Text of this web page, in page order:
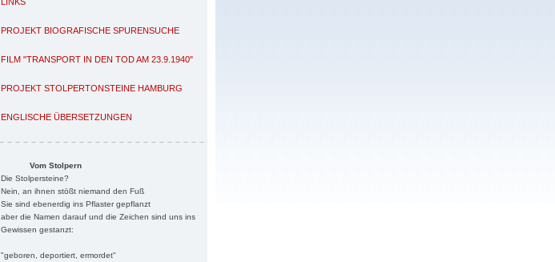
PROJEKT BIOGRAFISCHE SPURENSUCHE
FILM "TRANSPORT IN DEN TOD AM 23.9.1940"
PROJEKT STOLPERTONSTEINE HAMBURG
ENGLISCHE ÜBERSETZUNGEN
Vom Stolpern
Die Stolpersteine?
Nein, an ihnen stößt niemand den Fuß
Sie sind ebenerdig ins Pflaster gepflanzt
aber die Namen darauf und die Zeichen sind uns ins
Gewissen gestanzt:
"geboren, deportiert, ermordet"